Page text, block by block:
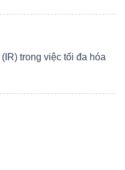
trong việc tối đa hóa